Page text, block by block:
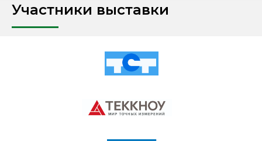
Участники выставки